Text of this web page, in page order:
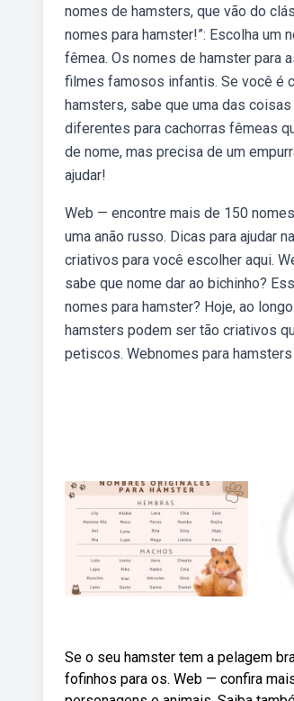
nomes de hamsters, que vão do
nomes para hamster!”: Escolha um
fêmea. Os nomes de hamster para
filmes famosos infantis. Se você é
hamsters, sabe que uma das
diferentes para cachorras fêmeas
de nome, mas precisa de um
ajudar!
Web — encontre mais de 150
uma anão russo. Dicas para ajudar
criativos para você escolher aqui.
sabe que nome dar ao bichinho?
nomes para hamster? Hoje, ao
hamsters podem ser tão criativos
petiscos. Webnomes para
Se o seu hamster tem a pelagem
fofinhos para os. Web — confira